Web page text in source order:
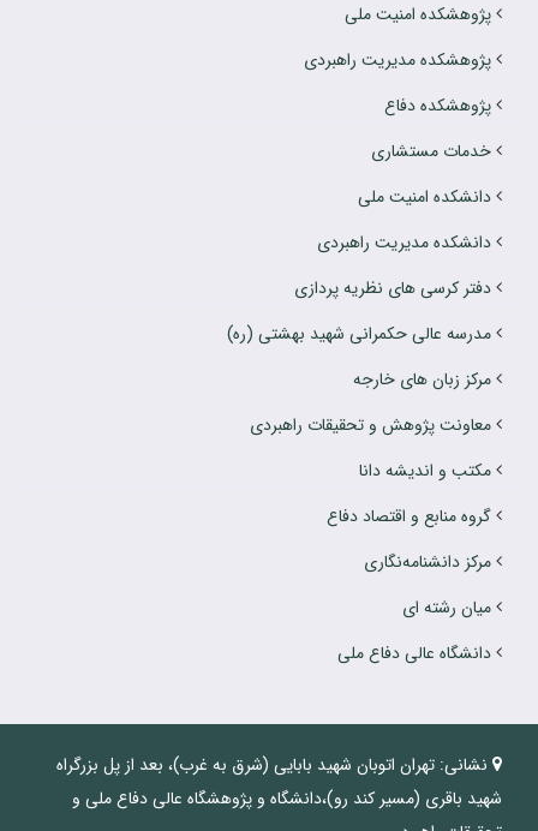
پژوهشکده امنیت ملی
پژوهشکده مدیریت راهبردی
پژوهشکده دفاع
خدمات مستشاری
دانشکده امنیت ملی
دانشکده مدیریت راهبردی
دفتر کرسی های نظریه پردازی
مدرسه عالی حکمرانی شهید بهشتی (ره)
مرکز زبان های خارجه
معاونت پژوهش و تحقیقات راهبردی
مکتب و اندیشه دانا
گروه منابع و اقتصاد دفاع
مرکز دانشنامه‌نگاری
میان رشته ای
دانشگاه عالی دفاع ملی
نشانی: تهران اتوبان شهید بابایی (شرق به غرب)، بعد از پل بزرگراه
شهید باقری (مسیر کند رو)،دانشگاه و پژوهشگاه عالی دفاع ملی و